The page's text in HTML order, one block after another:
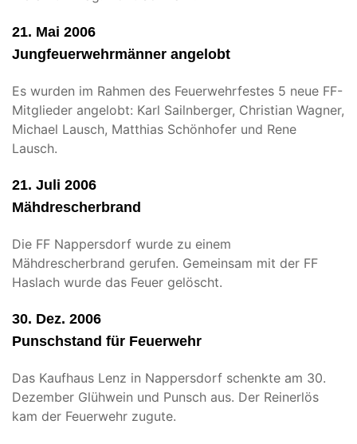
21. Mai 2006
Jungfeuerwehrmänner angelobt
Es wurden im Rahmen des Feuerwehrfestes 5 neue FF-
Mitglieder angelobt: Karl Sailnberger, Christian Wagner,
Michael Lausch, Matthias Schönhofer und Rene
Lausch.
21. Juli 2006
Mähdrescherbrand
Die FF Nappersdorf wurde zu einem
Mähdrescherbrand gerufen. Gemeinsam mit der FF
Haslach wurde das Feuer gelöscht.
30. Dez. 2006
Punschstand für Feuerwehr
Das Kaufhaus Lenz in Nappersdorf schenkte am 30.
Dezember Glühwein und Punsch aus. Der Reinerlös
kam der Feuerwehr zugute.